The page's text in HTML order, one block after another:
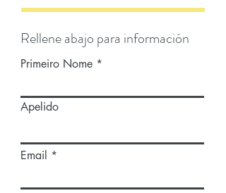
Rellene abajo para información
Primeiro Nome
Apelido
Email